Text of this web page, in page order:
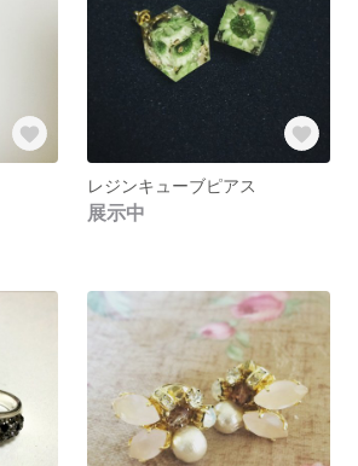
レジンキューブピアス
展示中